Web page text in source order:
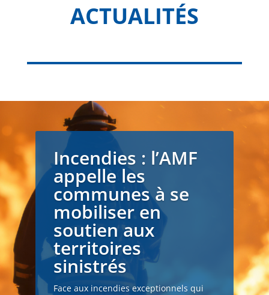
ACTUALITÉS
Incendies : l’AMF
appelle les
communes à se
mobiliser en
soutien aux
territoires
sinistrés
Face aux incendies exceptionnels qui